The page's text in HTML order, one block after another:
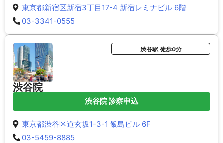
東京都新宿区新宿3丁目17-4 新宿レミナビル 6階
03-3341-0555
渋谷院
渋谷駅 徒歩0分
渋谷院 診察申込
東京都渋谷区道玄坂1-3-1 飯島ビル 6F
03-5459-8885